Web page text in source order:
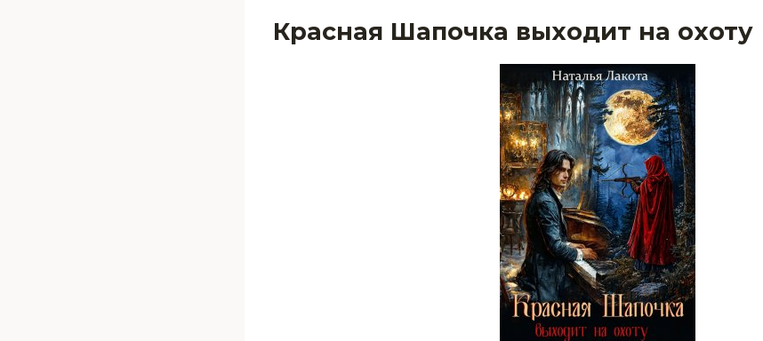
Красная Шапочка выходит на охоту